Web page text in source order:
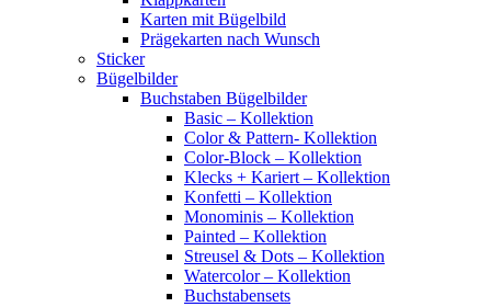
Karten mit Bügelbild
Prägekarten nach Wunsch
Sticker
Bügelbilder
Buchstaben Bügelbilder
Basic – Kollektion
Color & Pattern- Kollektion
Color-Block – Kollektion
Klecks + Kariert – Kollektion
Konfetti – Kollektion
Monominis – Kollektion
Painted – Kollektion
Streusel & Dots – Kollektion
Watercolor – Kollektion
Buchstabensets